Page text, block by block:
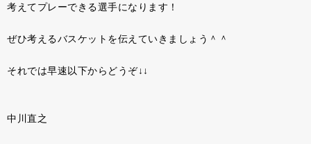
考えてプレーできる選手になります！
ぜひ考えるバスケットを伝えていきましょう＾＾
それでは早速以下からどうぞ↓↓
中川直之